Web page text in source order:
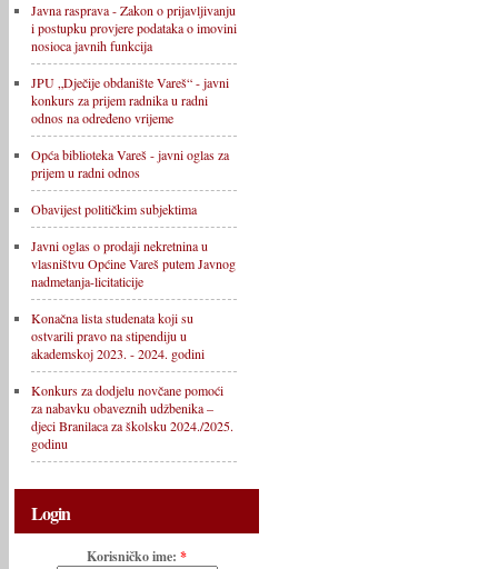
Javna rasprava - Zakon o prijavljivanju
i postupku provjere podataka o imovini
nosioca javnih funkcija
JPU „Dječije obdanište Vareš“ - javni
konkurs za prijem radnika u radni
odnos na određeno vrijeme
Opća biblioteka Vareš - javni oglas za
prijem u radni odnos
Obavijest političkim subjektima
Javni oglas o prodaji nekretnina u
vlasništvu Općine Vareš putem Javnog
nadmetanja-licitaticije
Konačna lista studenata koji su
ostvarili pravo na stipendiju u
akademskoj 2023. - 2024. godini
Konkurs za dodjelu novčane pomoći
za nabavku obaveznih udžbenika –
djeci Branilaca za školsku 2024./2025.
godinu
Login
Korisničko ime: *